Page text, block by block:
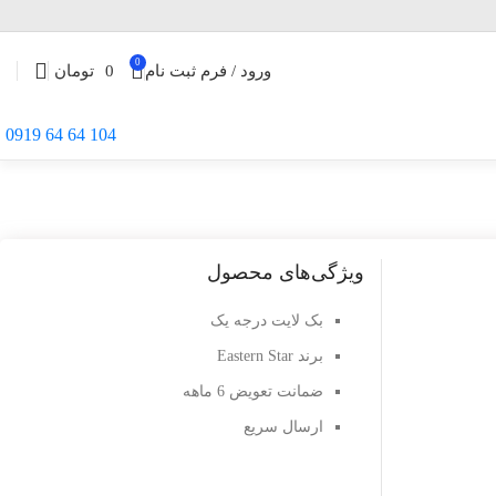
ورود / فرم ثبت نام 0
0 تومان
104 64 64 0919
ویژگی‌های محصول
بک لایت درجه یک
برند Eastern Star
ضمانت تعویض 6 ماهه
ارسال سریع